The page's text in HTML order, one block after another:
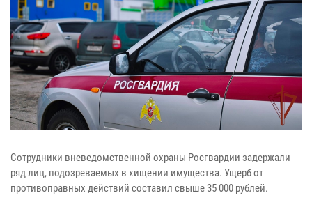
Сотрудники вневедомственной охраны Росгвардии задержали
ряд лиц, подозреваемых в хищении имущества. Ущерб от
противоправных действий составил свыше 35 000 рублей.